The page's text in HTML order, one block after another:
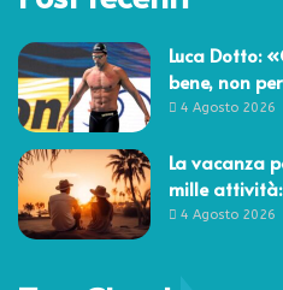
Luca Dotto:
bene, non
4 Agosto 2026
La vacanza
mille attività:
4 Agosto 2026